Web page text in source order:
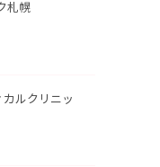
札幌
ルクリニッ